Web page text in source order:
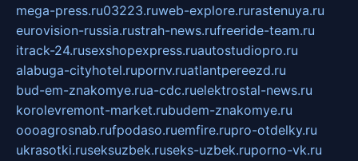
mega-press.ru03223.ruweb-explore.rurastenuya.ru
eurovision-russia.rustrah-news.rufreeride-team.ru
itrack-24.rusexshopexpress.ruautostudiopro.ru
alabuga-cityhotel.rupornv.ruatlantpereezd.ru
bud-em-znakomye.rua-cdc.ruelektrostal-news.ru
korolevremont-market.rubudem-znakomye.ru
oooagrosnab.rufpodaso.ruemfire.rupro-otdelky.ru
ukrasotki.ruseksuzbek.ruseks-uzbek.ruporno-vk.ru